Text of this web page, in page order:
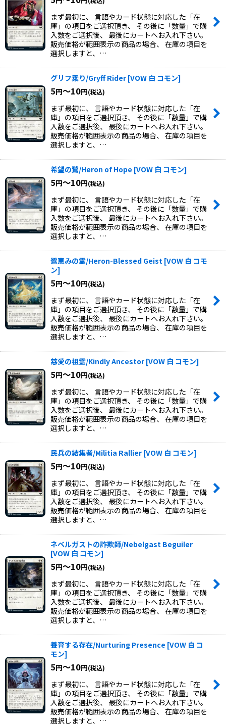
まず最初に、 言語やカード状態に対応した「在
庫」の項目をご選択頂き、 その後に「数量」で購
入数をご選択後、 最後にカートへお入れ下さい。
販売価格が範囲表示の商品の場合、 在庫の項目を
選択しますと、…
グリフ乗り/Gryff Rider [VOW 白 コモン]
5円～10円(税込)
まず最初に、 言語やカード状態に対応した「在
庫」の項目をご選択頂き、 その後に「数量」で購
入数をご選択後、 最後にカートへお入れ下さい。
販売価格が範囲表示の商品の場合、 在庫の項目を
選択しますと、…
希望の鷺/Heron of Hope [VOW 白 コモン]
5円～10円(税込)
まず最初に、 言語やカード状態に対応した「在
庫」の項目をご選択頂き、 その後に「数量」で購
入数をご選択後、 最後にカートへお入れ下さい。
販売価格が範囲表示の商品の場合、 在庫の項目を
選択しますと、…
鷺恵みの霊/Heron-Blessed Geist [VOW 白 コモ
ン]
5円～10円(税込)
まず最初に、 言語やカード状態に対応した「在
庫」の項目をご選択頂き、 その後に「数量」で購
入数をご選択後、 最後にカートへお入れ下さい。
販売価格が範囲表示の商品の場合、 在庫の項目を
選択しますと、…
慈愛の祖霊/Kindly Ancestor [VOW 白 コモン]
5円～10円(税込)
まず最初に、 言語やカード状態に対応した「在
庫」の項目をご選択頂き、 その後に「数量」で購
入数をご選択後、 最後にカートへお入れ下さい。
販売価格が範囲表示の商品の場合、 在庫の項目を
選択しますと、…
民兵の結集者/Militia Rallier [VOW 白 コモン]
5円～10円(税込)
まず最初に、 言語やカード状態に対応した「在
庫」の項目をご選択頂き、 その後に「数量」で購
入数をご選択後、 最後にカートへお入れ下さい。
販売価格が範囲表示の商品の場合、 在庫の項目を
選択しますと、…
ネベルガストの詐欺師/Nebelgast Beguiler
[VOW 白 コモン]
5円～10円(税込)
まず最初に、 言語やカード状態に対応した「在
庫」の項目をご選択頂き、 その後に「数量」で購
入数をご選択後、 最後にカートへお入れ下さい。
販売価格が範囲表示の商品の場合、 在庫の項目を
選択しますと、…
養育する存在/Nurturing Presence [VOW 白 コ
モン]
5円～10円(税込)
まず最初に、 言語やカード状態に対応した「在
庫」の項目をご選択頂き、 その後に「数量」で購
入数をご選択後、 最後にカートへお入れ下さい。
販売価格が範囲表示の商品の場合、 在庫の項目を
選択しますと、…